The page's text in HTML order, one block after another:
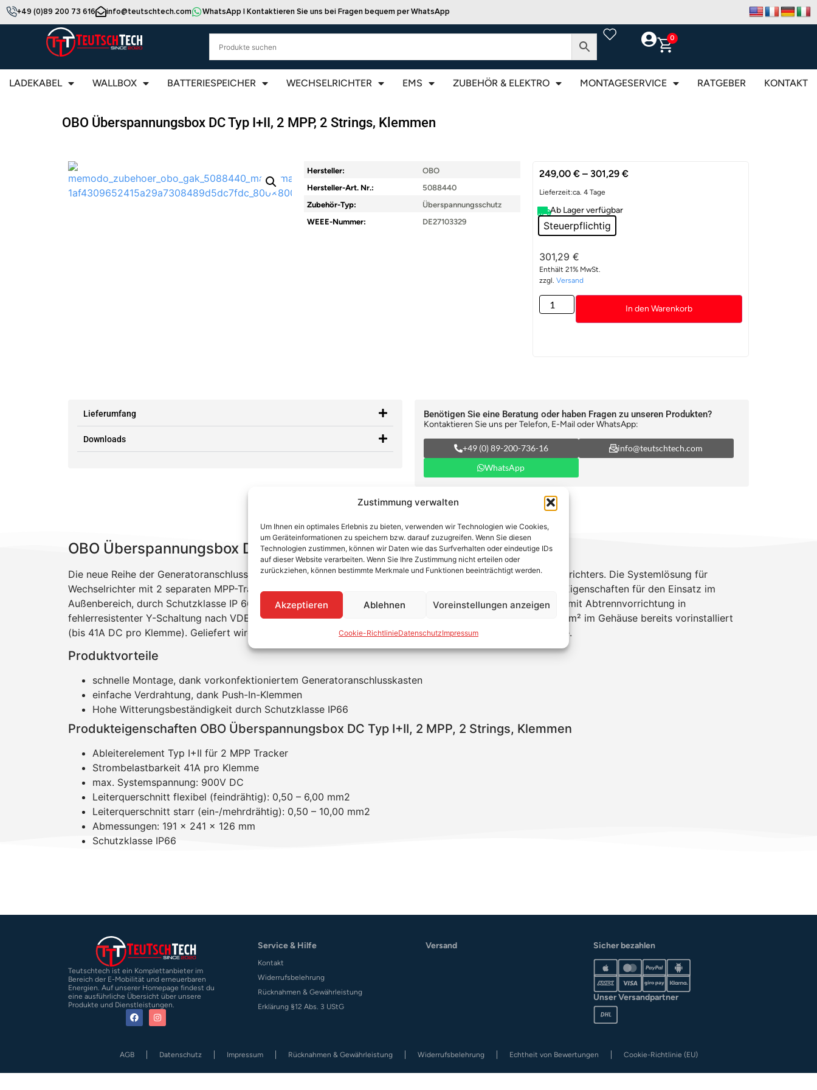
Zustimmung verwalten
Um Ihnen ein optimales Erlebnis zu bieten, verwenden wir Technologien wie Cookies,
um Geräteinformationen zu speichern bzw. darauf zuzugreifen. Wenn Sie diesen
Technologien zustimmen, können wir Daten wie das Surfverhalten oder eindeutige IDs
auf dieser Website verarbeiten. Wenn Sie Ihre Zustimmung nicht erteilen oder
zurückziehen, können bestimmte Merkmale und Funktionen beeinträchtigt werden.
Akzeptieren Ablehnen Voreinstellungen anzeigen
Cookie-RichtlinieDatenschutzImpressum
+49 (0)89 200 73 616 info@teutschtech.com WhatsApp | Kontaktieren Sie uns bei Fragen bequem per WhatsApp
0
LADEKABEL WALLBOX BATTERIESPEICHER WECHSELRICHTER EMS ZUBEHÖR & ELEKTRO MONTAGESERVICE RATGEBER KONTAKT
OBO Überspannungsbox DC Typ I+II, 2 MPP, 2 Strings, Klemmen
Hersteller:
OBO
Hersteller-Art. Nr.:
5088440
Zubehör-Typ:
Überspannungsschutz
WEEE-Nummer:
DE27103329
249,00 € – 301,29 €
Lieferzeit:ca. 4 Tage
Ab Lager verfügbar
Steuerpflichtig
301,29 €
Enthält 21% MwSt.
zzgl. Versand
In den Warenkorb
Lieferumfang
Downloads
Benötigen Sie eine Beratung oder haben Fragen zu unseren Produkten?
Kontaktieren Sie uns per Telefon, E-Mail oder WhatsApp:
+49 (0) 89-200-736-16
info@teutschtech.com
WhatsApp
OBO Überspannungsbox DC Typ I+II, 2 MPP, 2 Strings, Klemmen
Die neue Reihe der Generatoranschlusskästen von OBO bietet einen hervorragenden DC-Schutz des Wechselrichters. Die Systemlösung für
Wechselrichter mit 2 separaten MPP-Trackern bis 900 V DC Spannung besticht durch ihre ausgezeichneten Eigenschaften für den Einsatz im
Außenbereich, durch Schutzklasse IP 66 und Stoßfestigkeit IK 08. Sie hat einen steckbaren Varistor-Ableiter mit Abtrennvorrichtung in
fehlerresistenter Y-Schaltung nach VDE 0100-712 vorzuweisen. Pro Schutzgerät sind 5 Klemmstellen bis 6 mm² im Gehäuse bereits vorinstalliert
(bis 41A DC pro Klemme). Geliefert wird sie komplett vormontiert im UV-beständigen Polycarbonat Gehäuse.
Produktvorteile
schnelle Montage, dank vorkonfektioniertem Generatoranschlusskasten
einfache Verdrahtung, dank Push-In-Klemmen
Hohe Witterungsbeständigkeit durch Schutzklasse IP66
Produkteigenschaften OBO Überspannungsbox DC Typ I+II, 2 MPP, 2 Strings, Klemmen
Ableiterelement Typ I+II für 2 MPP Tracker
Strombelastbarkeit 41A pro Klemme
max. Systemspannung: 900V DC
Leiterquerschnitt flexibel (feindrähtig): 0,50 – 6,00 mm2
Leiterquerschnitt starr (ein-/mehrdrähtig): 0,50 – 10,00 mm2
Abmessungen: 191 x 241 x 126 mm
Schutzklasse IP66
Teutschtech ist ein Komplettanbieter im
Bereich der E-Mobilität und erneuerbaren
Energien. Auf unserer Homepage findest du
eine ausführliche Übersicht über unsere
Produkte und Dienstleistungen.
Service & Hilfe
Kontakt
Widerrufsbelehrung
Rücknahmen & Gewährleistung
Erklärung §12 Abs. 3 UStG
Versand Sicher bezahlen
Unser Versandpartner
AGB Datenschutz Impressum Rücknahmen & Gewährleistung Widerrufsbelehrung Echtheit von Bewertungen Cookie-Richtlinie (EU)